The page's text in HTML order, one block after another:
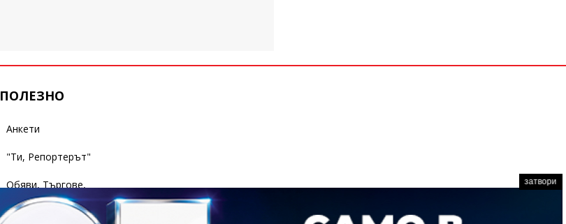
ПОЛЕЗНО
Анкети
"Ти, Репортерът"
Обяви, Търгове,
Съобщения
затвори